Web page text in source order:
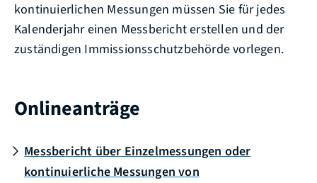
kontinuierlichen Messungen müssen Sie für jedes
Kalenderjahr einen Messbericht erstellen und der
zuständigen Immissionsschutzbehörde vorlegen.
Onlineanträge
Messbericht über Einzelmessungen oder
kontinuierliche Messungen von